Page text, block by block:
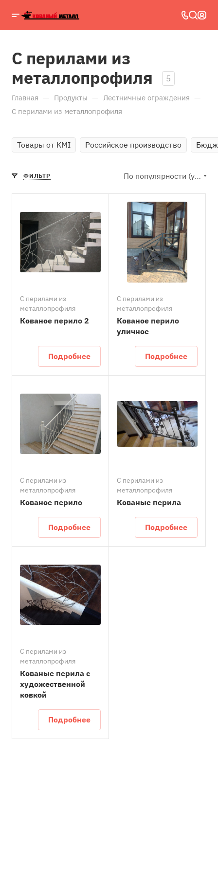
С перилами из
металлопрофиля
5
Главная — Продукты — Лестничные ограждения —
С перилами из металлопрофиля
Товары от KMI Российское производство
ФИЛЬТР По популярности (убывание)
С перилами из
металлопрофиля
Кованое перило 2
Подробнее
С перилами из
металлопрофиля
Кованое перило
уличное
Подробнее
С перилами из
металлопрофиля
Кованое перило
Подробнее
С перилами из
металлопрофиля
Кованые перила
Подробнее
С перилами из
металлопрофиля
Кованые перила с
художественной
ковкой
Подробнее